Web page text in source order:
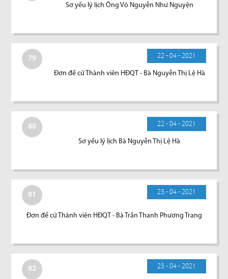
Sơ yếu lý lịch Ông Võ Nguyễn Như Nguyện
79 22 - 04 - 2021
Đơn đề cử Thành viên HĐQT - Bà Nguyễn Thị Lệ Hà
80 22 - 04 - 2021
Sơ yếu lý lịch Bà Nguyễn Thị Lệ Hà
81 23 - 04 - 2021
Đơn đề cử Thành viên HĐQT - Bà Trần Thanh Phương Trang
82 23 - 04 - 2021